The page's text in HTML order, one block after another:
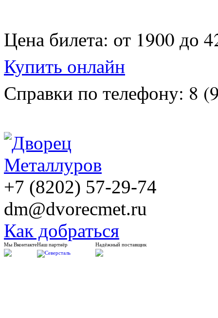
Цена билета: от 1900 до
Купить онлайн
Справки по телефону: 8
+7 (8202) 57-29-74
dm@dvorecmet.ru
Как добраться
Мы ВконтактеНаш партнёр Надёжный поставщик